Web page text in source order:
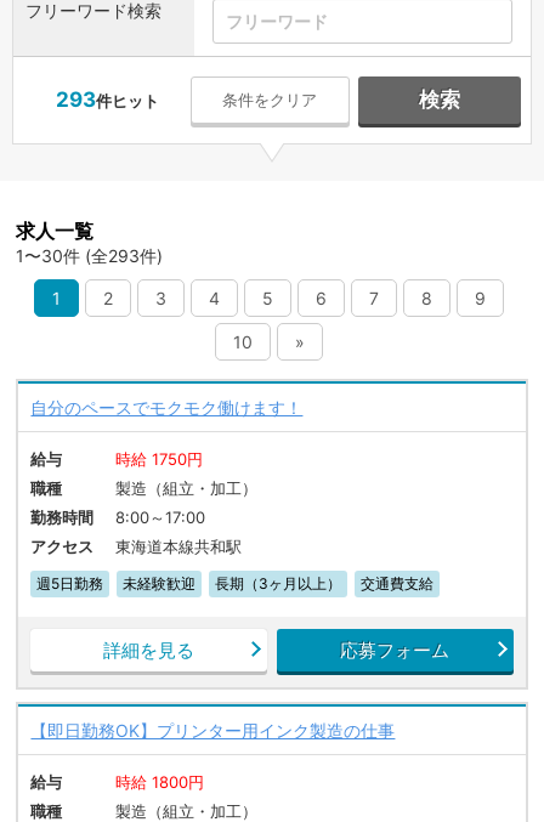
フリーワード検索
293件ヒット 条件をクリア 検索
求人一覧
1〜30件 (全293件)
1 2 3 4 5 6 7 8 9
10 »
自分のペースでモクモク働けます！
給与
時給 1750円
職種
製造（組立・加工）
勤務時間
8:00～17:00
アクセス
東海道本線共和駅
週5日勤務 未経験歓迎 長期（3ヶ月以上） 交通費支給
詳細を見る 応募フォーム
【即日勤務OK】プリンター用インク製造の仕事
給与
時給 1800円
職種
製造（組立・加工）